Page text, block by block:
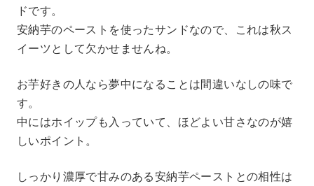
ドです。
安納芋のペーストを使ったサンドなので、これは秋ス
イーツとして欠かせませんね。
お芋好きの人なら夢中になることは間違いなしの味で
す。
中にはホイップも入っていて、ほどよい甘さなのが嬉
しいポイント。
しっかり濃厚で甘みのある安納芋ペーストとの相性は